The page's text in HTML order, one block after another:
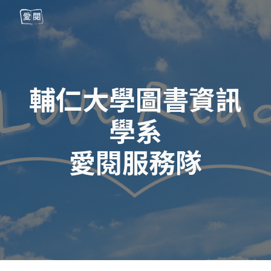
Skip to main content Skip to navigation
輔仁大學圖書資訊
學系
愛閱服務隊